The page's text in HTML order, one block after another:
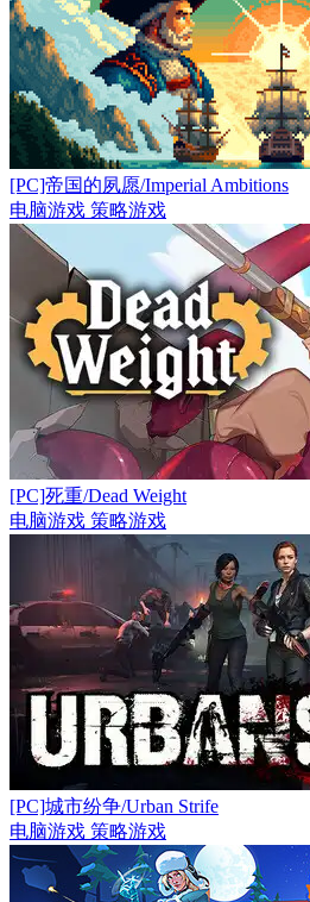
[PC]帝国的夙愿/Imperial Ambitions
电脑游戏 策略游戏
[PC]死重/Dead Weight
电脑游戏 策略游戏
[PC]城市纷争/Urban Strife
电脑游戏 策略游戏